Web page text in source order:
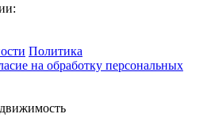
Политика
на обработку персональных